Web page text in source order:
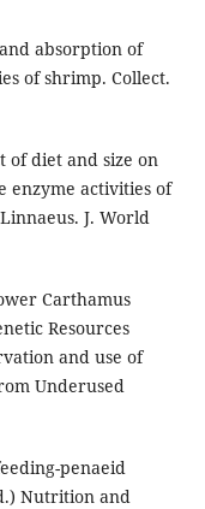
absorption of
of shrimp. Collect.
of diet and size on
enzyme activities of
J. World
Carthamus
Resources
and use of
Underused
penaeid
Nutrition and